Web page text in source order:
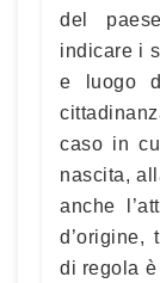
del
indicare i
e luogo
caso in
nascita,
anche
d’origine,
di regola